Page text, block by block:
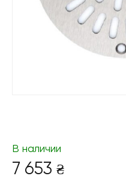
В наличии
7 653 ₴